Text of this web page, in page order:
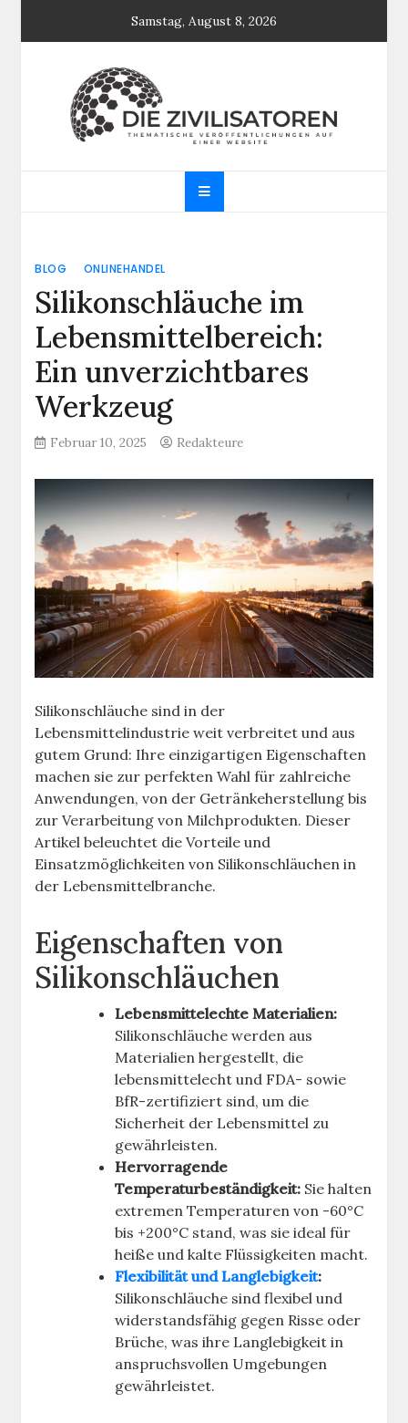
Samstag, August 8, 2026
Die Zivilisatoren
Website
BLOG ONLINEHANDEL
Silikonschläuche im
Lebensmittelbereich:
Ein unverzichtbares
Werkzeug
Februar 10, 2025 Redakteure
Silikonschläuche sind in der
Lebensmittelindustrie weit verbreitet und aus
gutem Grund: Ihre einzigartigen Eigenschaften
machen sie zur perfekten Wahl für zahlreiche
Anwendungen, von der Getränkeherstellung bis
zur Verarbeitung von Milchprodukten. Dieser
Artikel beleuchtet die Vorteile und
Einsatzmöglichkeiten von Silikonschläuchen in
der Lebensmittelbranche.
Eigenschaften von
Silikonschläuchen
Lebensmittelechte Materialien:
Silikonschläuche werden aus
Materialien hergestellt, die
lebensmittelecht und FDA- sowie
BfR-zertifiziert sind, um die
Sicherheit der Lebensmittel zu
gewährleisten.
Hervorragende
Temperaturbeständigkeit: Sie halten
extremen Temperaturen von -60°C
bis +200°C stand, was sie ideal für
heiße und kalte Flüssigkeiten macht.
Flexibilität und Langlebigkeit:
Silikonschläuche sind flexibel und
widerstandsfähig gegen Risse oder
Brüche, was ihre Langlebigkeit in
anspruchsvollen Umgebungen
gewährleistet.